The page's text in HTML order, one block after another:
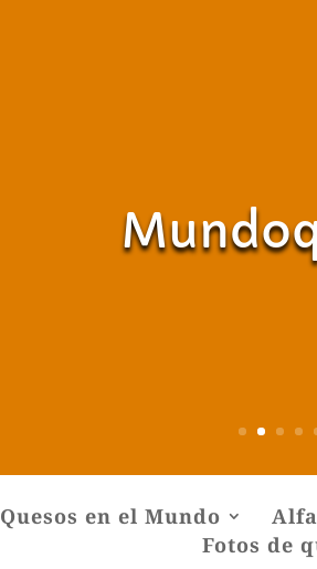
Quesos en el Mundo
Fotos de